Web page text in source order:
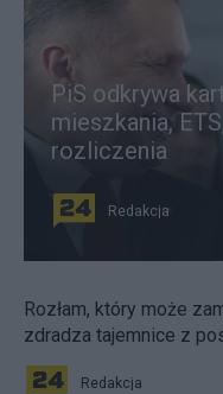
PiS odkrywa
mieszkania,
rozliczenia
Redakcja
Rozłam, który może
zdradza tajemnice z
Redakcja